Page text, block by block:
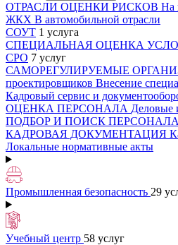
ОТРАСЛИ ОЦЕНКИ РИСКОВ На
ЖКХ В автомобильной отрасли
СОУТ 1 услуга
СПЕЦИАЛЬНАЯ ОЦЕНКА
СРО 7 услуг
САМОРЕГУЛИРУЕМЫЕ
проектировщиков Внесение
Кадровый сервис и
ОЦЕНКА ПЕРСОНАЛА Деловые
ПОДБОР И ПОИСК ПЕРСОНАЛА
КАДРОВАЯ ДОКУМЕНТАЦИЯ
Локальные нормативные акты
Промышленная безопасность 29
Учебный центр 58 услуг